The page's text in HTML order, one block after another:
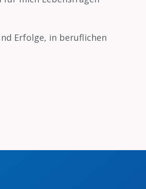
Erfolge, in beruflichen